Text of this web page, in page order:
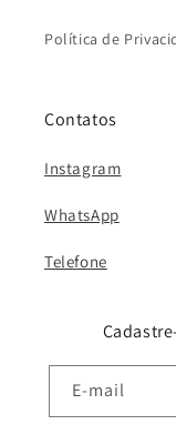
Política de
Contatos
Instagram
WhatsApp
Telefone
E-mail